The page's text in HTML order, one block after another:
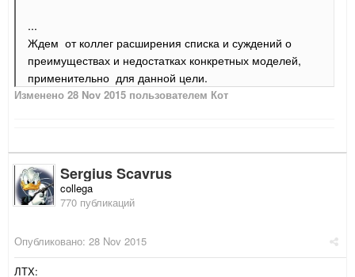
...
Ждем от коллег расширения списка и суждений о
преимуществах и недостатках конкретных моделей,
применительно для данной цели.
Изменено 28 Nov 2015 пользователем Кот
Sergius Scavrus
collega
770 публикаций
Опубликовано: 28 Nov 2015
ЛТХ: